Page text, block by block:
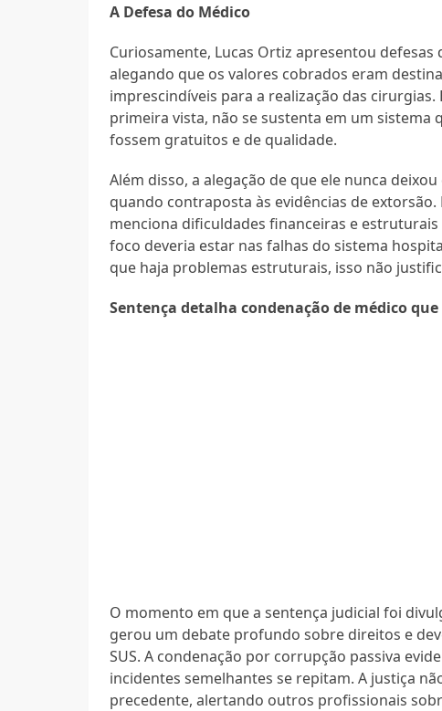
A Defesa do Médico
Curiosamente, Lucas Ortiz apresentou
alegando que os valores cobrados eram
imprescindíveis para a realização das
primeira vista, não se sustenta em um
fossem gratuitos e de qualidade.
Além disso, a alegação de que ele nunca
quando contraposta às evidências de
menciona dificuldades financeiras e
foco deveria estar nas falhas do sistema
que haja problemas estruturais, isso não
Sentença detalha condenação de médico que
O momento em que a sentença judicial foi
gerou um debate profundo sobre direitos e
SUS. A condenação por corrupção passiva
incidentes semelhantes se repitam. A justiça
precedente, alertando outros profissionais